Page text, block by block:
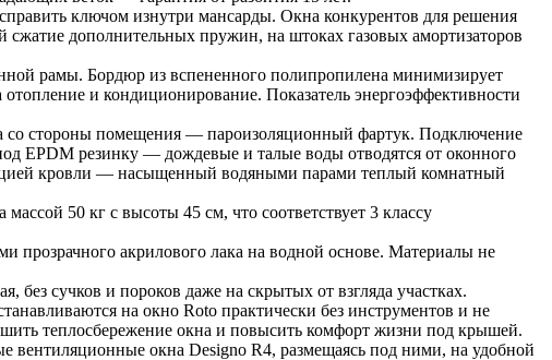
ключом изнутри мансарды. Окна конкурентов для решения
дополнительных пружин, на штоках газовых амортизаторов
рамы. Бордюр из вспененного полипропилена минимизирует
и кондиционирование. Показатель энергоэффективности
со стороны помещения — пароизоляционный фартук. Подключение
EPDM резинку — дождевые и талые воды отводятся от оконного
кровли — насыщенный водяными парами теплый комнатный
50 кг с высоты 45 см, что соответствует 3 классу
прозрачного акрилового лака на водной основе. Материалы не
без сучков и пороков даже на скрытых от взгляда участках.
на окно Roto практически без инструментов и не
теплосбережение окна и повысить комфорт жизни под крышей.
вентиляционные окна Designo R4, размещаясь под ними, на удобной